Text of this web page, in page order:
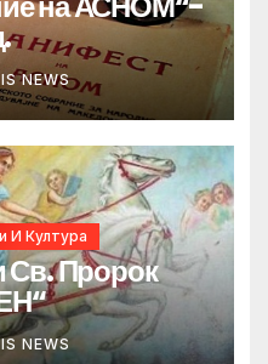
NEWS
И Култура
Св. Пророк
NEWS